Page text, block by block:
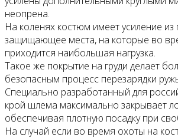
неопрена.
На коленях костюм имеет усиление из
защищающее места, на которые во
приходится наибольшая нагрузка.
Такое же покрытие на груди делает
безопасным процесс перезарядки
Специально разработанный для
крой шлема максимально закрывает
обеспечивая плотную посадку при
На случай если во время охоты на